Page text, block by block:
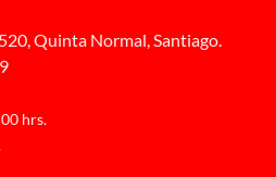
Quinta Normal, Santiago.
hrs.